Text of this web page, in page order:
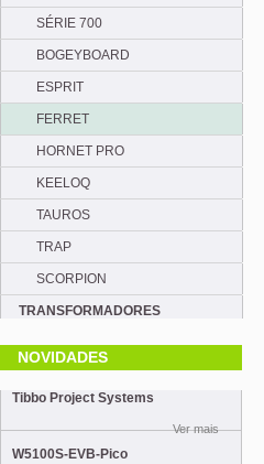
SÉRIE 700
BOGEYBOARD
ESPRIT
FERRET
HORNET PRO
KEELOQ
TAUROS
TRAP
SCORPION
TRANSFORMADORES
NOVIDADES
Tibbo Project Systems
Ver mais
W5100S-EVB-Pico